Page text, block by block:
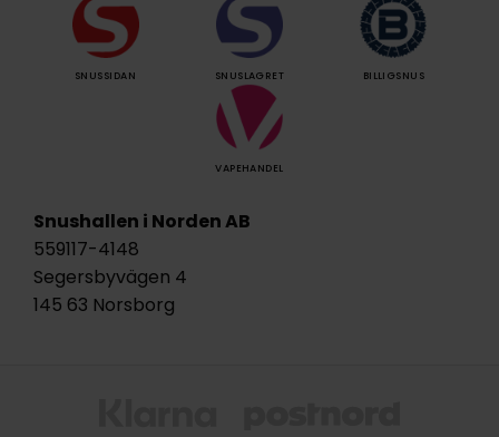
SNUSSIDAN SNUSLAGRET BILLIGSNUS
VAPEHANDEL
Snushallen i Norden AB
559117-4148
Segersbyvägen 4
145 63 Norsborg